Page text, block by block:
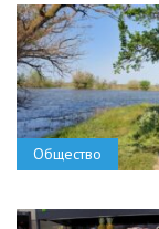
Общество